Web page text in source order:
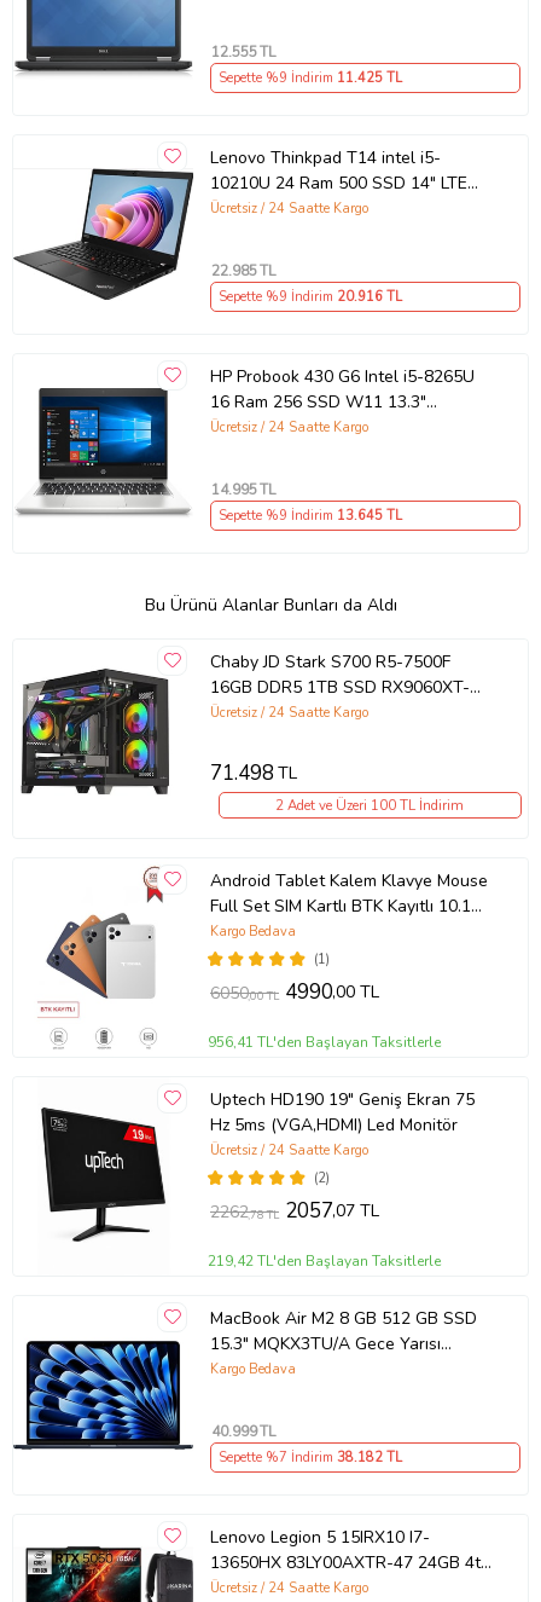
12.555TL
Sepette %9 İndirim 11.425TL
Lenovo Thinkpad T14 intel i5-
10210U 24 Ram 500 SSD 14" LTE
(Sim Kartlı) Notebook - Outlet
Ücretsiz / 24 Saatte Kargo
22.985TL
Sepette %9 İndirim 20.916TL
HP Probook 430 G6 Intel i5-8265U
16 Ram 256 SSD W11 13.3"
Notebook- Outlet
Ücretsiz / 24 Saatte Kargo
14.995TL
Sepette %9 İndirim 13.645TL
Bu Ürünü Alanlar Bunları da Aldı
Chaby JD Stark S700 R5-7500F
16GB DDR5 1TB SSD RX9060XT-
16GB
Ücretsiz / 24 Saatte Kargo
71.498TL
2 Adet ve Üzeri 100 TL İndirim
Android Tablet Kalem Klavye Mouse
Full Set SIM Kartlı BTK Kayıtlı 10.1
İnç T17 Pro Max Koyu Gri
(1)
Kargo Bedava
6050,00 TL 4990,00 TL
956,41 TL'den Başlayan Taksitlerle
Uptech HD190 19" Geniş Ekran 75
Hz 5ms (VGA,HDMI) Led Monitör
(2)
Ücretsiz / 24 Saatte Kargo
2262,78 TL 2057,07 TL
219,42 TL'den Başlayan Taksitlerle
MacBook Air M2 8 GB 512 GB SSD
15.3" MQKX3TU/A Gece Yarısı
Outlet (Açıklamayı Okuyunuz)
Kargo Bedava
40.999TL
Sepette %7 İndirim 38.182TL
Lenovo Legion 5 15IRX10 I7-
13650HX 83LY00AXTR-47 24GB 4tb
RTX5060 8gb W11PRO 15.3"
Ücretsiz / 24 Saatte Kargo